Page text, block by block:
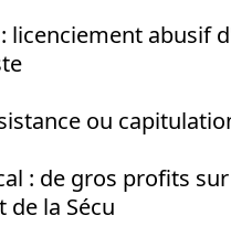
licenciement abusif
ou
: de gros profits
de la Sécu